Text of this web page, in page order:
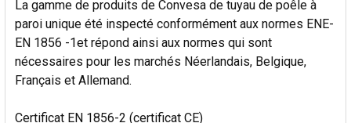
La gamme de produits de Convesa de tuyau de poêle à
paroi unique été inspecté conformément aux normes ENE-
EN 1856 -1et répond ainsi aux normes qui sont
nécessaires pour les marchés Néerlandais, Belgique,
Français et Allemand.
Certificat EN 1856-2 (certificat CE)